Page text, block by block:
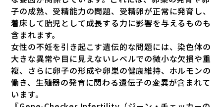
子の成熟、受精能力の問題、受精卵が正常に発育し、
着床して胎児として成長する力に影響を与えるものも
含まれます。
女性の不妊を引き起こす遺伝的な問題には、染色体の
大きな異常や目に見えないレベルでの微小な欠損や重
複、さらに卵子の形成や卵巣の健康維持、ホルモンの
働き、生殖器の発育に関わる遺伝子の変異が含まれて
います。